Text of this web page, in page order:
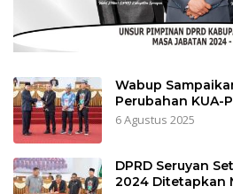
Wabup
Perubahan KUA-
6 Agustus 2025
DPRD Seruyan
2024 Ditetapkan